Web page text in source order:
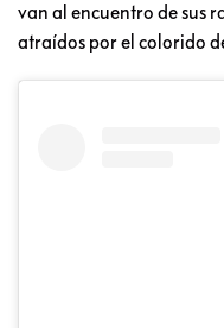
van al encuentro de sus
atraídos por el colorido